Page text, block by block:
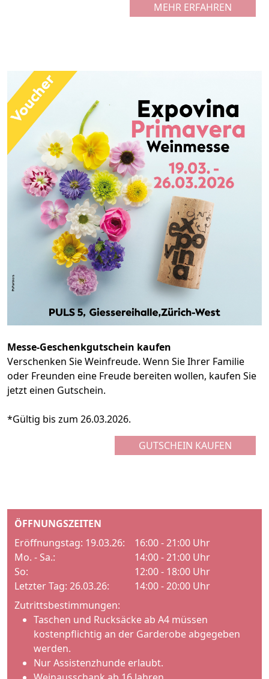
MEHR ERFAHREN
Messe-Geschenkgutschein kaufen
Verschenken Sie Weinfreude. Wenn Sie Ihrer Familie
oder Freunden eine Freude bereiten wollen, kaufen Sie
jetzt einen Gutschein.
*Gültig bis zum 26.03.2026.
GUTSCHEIN KAUFEN
ÖFFNUNGSZEITEN
Eröffnungstag: 19.03.26:
16:00 - 21:00 Uhr
Mo. - Sa.:
14:00 - 21:00 Uhr
So:
12:00 - 18:00 Uhr
Letzter Tag: 26.03.26:
14:00 - 20:00 Uhr
Zutrittsbestimmungen:
Taschen und Rucksäcke ab A4 müssen
kostenpflichtig an der Garderobe abgegeben
werden.
Nur Assistenzhunde erlaubt.